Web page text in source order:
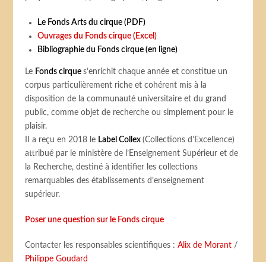
Le Fonds Arts du cirque (PDF)
Ouvrages du Fonds cirque (Excel)
Bibliographie du Fonds cirque (en ligne)
Le Fonds cirques’enrichit chaque année et constitue un
corpus particulièrement riche et cohérent mis à la
disposition de la communauté universitaire et du grand
public, comme objet de recherche ou simplement pour le
plaisir.
II a reçu en 2018 le Label Collex(Collections d’Excellence)
attribué par le ministère de l’Enseignement Supérieur et de
la Recherche, destiné à identifier les collections
remarquables des établissements d’enseignement
supérieur.
Poser une question sur le Fonds cirque
Contacter les responsables scientifiques : Alix de Morant /
Philippe Goudard